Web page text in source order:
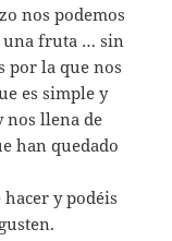
nos podemos
una fruta … sin
por la que nos
es simple y
nos llena de
han quedado
y podéis